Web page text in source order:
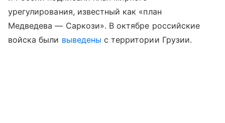
урегулирования, известный как «план
Медведева — Саркози». В октябре российские
войска были выведены с территории Грузии.